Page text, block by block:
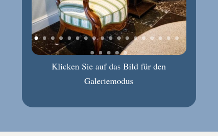
Klicken Sie auf das Bild für den
Galeriemodus